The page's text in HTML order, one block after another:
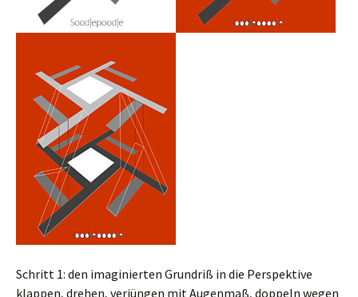
Schritt 1: den imaginierten Grundriß in die Perspektive
klappen, drehen, verjüngen mit Augenmaß, doppeln wegen